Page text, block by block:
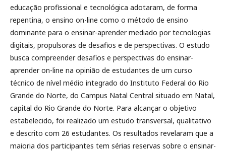
educação profissional e tecnológica adotaram, de forma
repentina, o ensino on-line como o método de ensino
dominante para o ensinar-aprender mediado por tecnologias
digitais, propulsoras de desafios e de perspectivas. O estudo
busca compreender desafios e perspectivas do ensinar-
aprender on-line na opinião de estudantes de um curso
técnico de nível médio integrado do Instituto Federal do Rio
Grande do Norte, do Campus Natal Central situado em Natal,
capital do Rio Grande do Norte. Para alcançar o objetivo
estabelecido, foi realizado um estudo transversal, qualitativo
e descrito com 26 estudantes. Os resultados revelaram que a
maioria dos participantes tem sérias reservas sobre o ensinar-